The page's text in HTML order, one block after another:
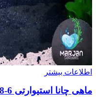
اطلاعات بیشتر
ماهی چانا استیوارتی 6-8 سانتی متر